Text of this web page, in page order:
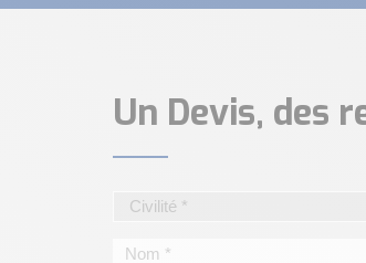
Un Devis, des